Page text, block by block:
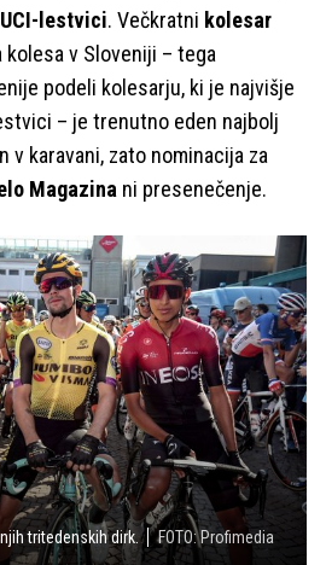
lestvici. Večkratni kolesar
v Sloveniji – tega
podeli kolesarju, ki je najvišje
– je trenutno eden najbolj
v karavani, zato nominacija za
Magazina ni presenečenje.
tritedenskih dirk. FOTO: Profimedia